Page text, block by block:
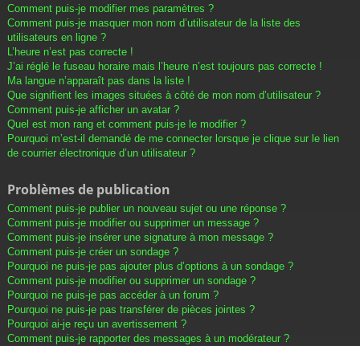
Comment puis-je modifier mes paramètres ?
Comment puis-je masquer mon nom d’utilisateur de la liste des
utilisateurs en ligne ?
L’heure n’est pas correcte !
J’ai réglé le fuseau horaire mais l’heure n’est toujours pas correcte !
Ma langue n’apparaît pas dans la liste !
Que signifient les images situées à côté de mon nom d’utilisateur ?
Comment puis-je afficher un avatar ?
Quel est mon rang et comment puis-je le modifier ?
Pourquoi m’est-il demandé de me connecter lorsque je clique sur le lien
de courrier électronique d’un utilisateur ?
Problèmes de publication
Comment puis-je publier un nouveau sujet ou une réponse ?
Comment puis-je modifier ou supprimer un message ?
Comment puis-je insérer une signature à mon message ?
Comment puis-je créer un sondage ?
Pourquoi ne puis-je pas ajouter plus d’options à un sondage ?
Comment puis-je modifier ou supprimer un sondage ?
Pourquoi ne puis-je pas accéder à un forum ?
Pourquoi ne puis-je pas transférer de pièces jointes ?
Pourquoi ai-je reçu un avertissement ?
Comment puis-je rapporter des messages à un modérateur ?